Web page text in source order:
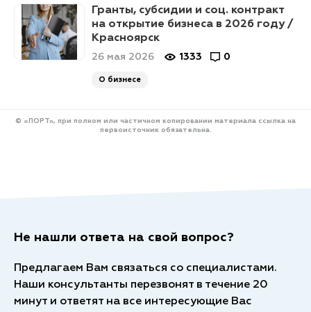
Гранты, субсидии и соц. контракт
на открытие бизнеса в 2026 году /
Красноярск
26 мая 2026 1333 0
О бизнесе
© «ПОРТ», при полном или частичном копировании материала ссылка на
первоисточник обязательна.
Не нашли ответа на свой вопрос?
Предлагаем Вам связаться со специалистами.
Наши консультанты перезвонят в течение 20
минут и ответят на все интересующие Вас